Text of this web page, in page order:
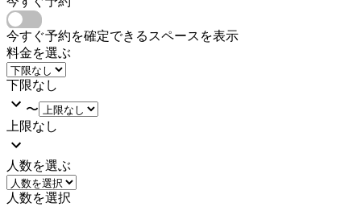
今すぐ予約を確定できるスペースを表示
料金を選ぶ
下限なし
〜
上限なし
人数を選ぶ
人数を選択